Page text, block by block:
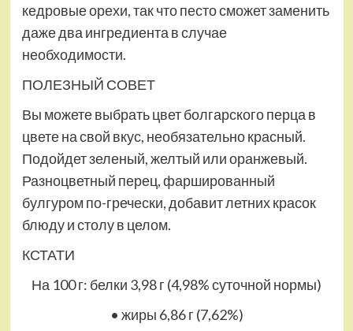
кедровые орехи, так что песто сможет заменить
даже два ингредиента в случае
необходимости.
ПОЛЕЗНЫЙ СОВЕТ
Вы можете выбрать цвет болгарского перца в
цвете на свой вкус, необязательно красный.
Подойдет зеленый, желтый или оранжевый.
Разноцветный перец, фаршированный
булгуром по-гречески, добавит летних красок
блюду и столу в целом.
КСТАТИ
На 100 г: белки 3,98 г (4,98% суточной нормы)
• жиры 6,86 г (7,62%)